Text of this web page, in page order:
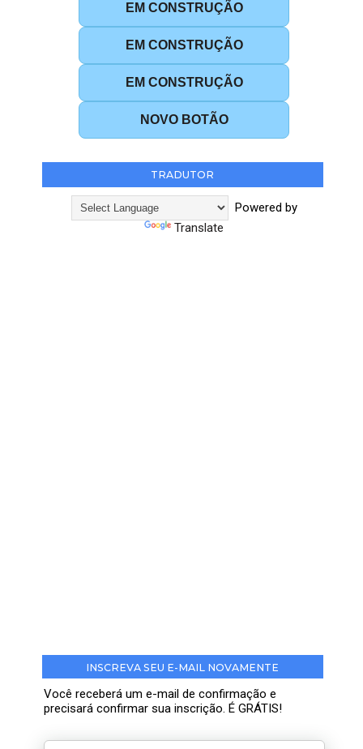
EM CONSTRUÇÃO
EM CONSTRUÇÃO
EM CONSTRUÇÃO
NOVO BOTÃO
TRADUTOR
Powered by
Translate
INSCREVA SEU E-MAIL NOVAMENTE
Você receberá um e-mail de confirmação e
precisará confirmar sua inscrição. É GRÁTIS!